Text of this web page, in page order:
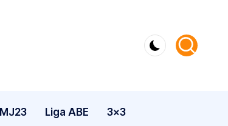
MJ23 Liga ABE 3×3